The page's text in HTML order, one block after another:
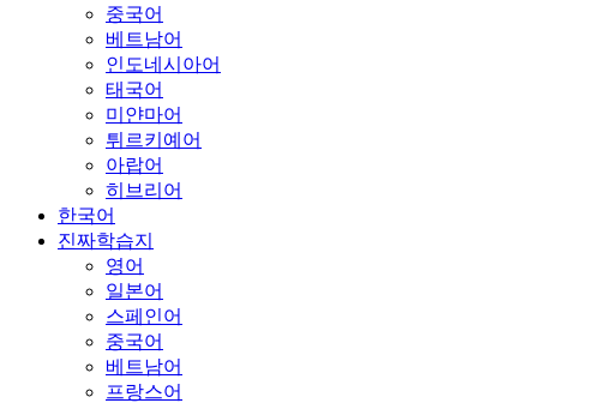
중국어
베트남어
인도네시아어
태국어
미얀마어
튀르키예어
아랍어
히브리어
한국어
진짜학습지
영어
일본어
스페인어
중국어
베트남어
프랑스어